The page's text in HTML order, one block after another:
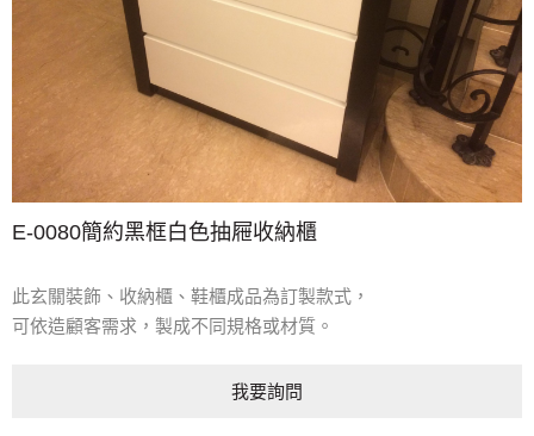
E-0080簡約黑框白色抽屜收納櫃
此玄關裝飾、收納櫃、鞋櫃成品為訂製款式，
可依造顧客需求，製成不同規格或材質。
我要詢問